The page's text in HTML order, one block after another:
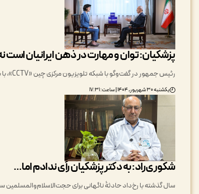
پزشکیان: توان و مهارت در ذهن ایرانیان است
رئیس جمهور در گفت‌وگو با شبکه تلویزیون مرکزی چین «CCTV»، با بیان اینکه تحقق ایده حکمرانی جهانی رئیس جمهور چین،…
یکشنبه ۳۰ شهریور, ۱۴۰۴ | ساعت: ۱۷:۳۱
شکوری‌راد: به دکتر پزشکیان رأی ندادم اما …
سال گذشته با رخ‌داد حادثۀ ناگهانی برای حجت‌الاسلام‌والمسلمین